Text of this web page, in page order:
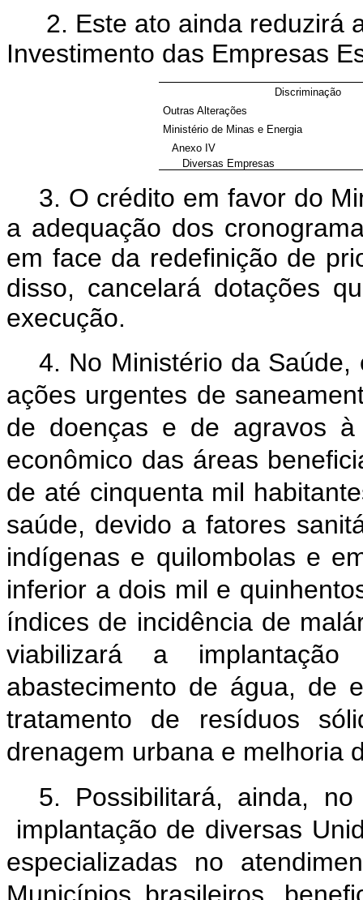
2. Este ato ainda reduzirá
Investimento das Empresas
Discriminação
Outras Alterações
Ministério de Minas e Energia
Anexo IV
Diversas Empresas
3. O crédito em favor do
a adequação dos
em face da redefinição de
disso, cancelará dotações
execução.
4. No Ministério da
ações urgentes de
de doenças e de agravos
econômico das áreas
de até cinquenta mil
saúde, devido a fatores
indígenas e quilombolas e
inferior a dois mil e
índices de incidência de
viabilizará a
abastecimento de água, de
tratamento de resíduos
drenagem urbana e melhoria
5. Possibilitará, ainda,
implantação de diversas
especializadas no